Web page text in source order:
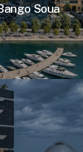
Soua